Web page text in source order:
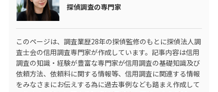
探偵調査の専門家
このページは、調査業歴28年の探偵監修のもとに探偵法人調
査士会の信用調査専門家が作成しています。記事内容は信用
調査の知識・経験が豊富な専門家が信用調査の基礎知識及び
依頼方法、依頼料に関する情報等、信用調査に関連する情報
をみなさまにお伝えする為に過去事例なども踏まえ作成して